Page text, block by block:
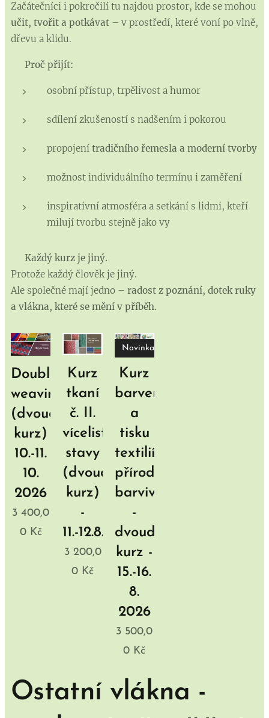
Začátečníci i pokročilí tu najdou prostor, kde se mohou
učit, tvořit a potkávat – v prostředí, které voní po vlně,
dřevu a klidu.
Proč přijít:
osobní přístup, trpělivost a humor
sdílení zkušeností s nadšením i pokorou
propojení tradičního řemesla a moderní tvorby
možnost individuálního termínu i zaměření
inspirativní atmosféra a setkání s lidmi, kteří
milují tvorbu stejně jako vy
Každý kurz je jiný.
Protože každý člověk je jiný.
Ale společné mají jedno – radost z poznání, dotek ruky
a vlákna, které se mění v příběh.
Double
weaving
(dvoudenní
kurz)
10.-11.
10.
2026
3 400,0
0Kč
Kurz
tkaní
č. II.
vícelisté
stavy
(dvoudenní
kurz)
-
11.-12.8.2026
3 200,0
0 Kč
Kurz
barvení
a
tisku
textilií
přírodními
barvivy
-
dvoudenní
kurz -
15.-16.
8.
2026
Novinka!
3 500,0
0 Kč
Ostatní vlákna -